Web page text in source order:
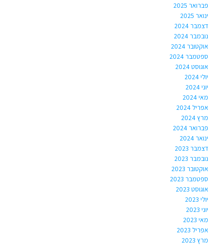
פברואר 2025
ינואר 2025
דצמבר 2024
נובמבר 2024
אוקטובר 2024
ספטמבר 2024
אוגוסט 2024
יולי 2024
יוני 2024
מאי 2024
אפריל 2024
מרץ 2024
פברואר 2024
ינואר 2024
דצמבר 2023
נובמבר 2023
אוקטובר 2023
ספטמבר 2023
אוגוסט 2023
יולי 2023
יוני 2023
מאי 2023
אפריל 2023
מרץ 2023